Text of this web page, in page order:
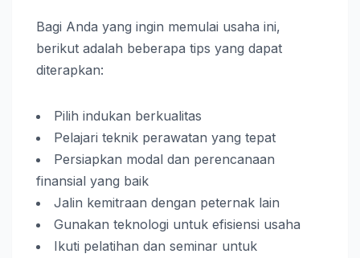
Bagi Anda yang ingin memulai usaha ini,
berikut adalah beberapa tips yang dapat
diterapkan:
Pilih indukan berkualitas
Pelajari teknik perawatan yang tepat
Persiapkan modal dan perencanaan
finansial yang baik
Jalin kemitraan dengan peternak lain
Gunakan teknologi untuk efisiensi usaha
Ikuti pelatihan dan seminar untuk